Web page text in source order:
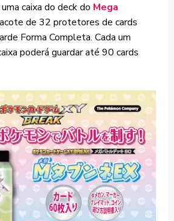
caixa do deck do Mega
de 32 protetores de cards
Forma Completa. Cada um
poderá guardar até 90 cards